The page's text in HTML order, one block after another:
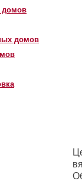
домов
домов